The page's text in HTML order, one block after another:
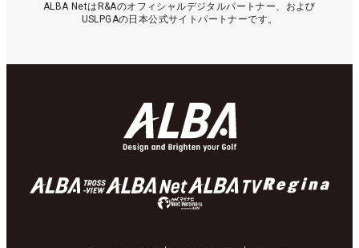
ALBA NetはR&Aのオフィシャルデジタルパートナー、および
USLPGAの日本公式サイトパートナーです。